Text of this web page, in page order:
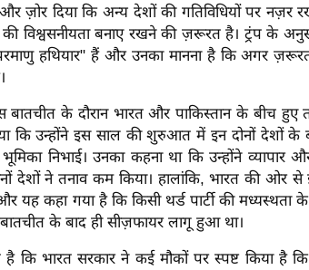
ज़ोर दिया कि अन्य देशों की गतिविधियों पर
की विश्वसनीयता बनाए रखने की ज़रूरत है। ट्रंप के
हथियार" हैं और उनका मानना है कि अगर
बातचीत के दौरान भारत और पाकिस्तान के बीच हुए
कि उन्होंने इस साल की शुरुआत में इन दोनों देशों के
निभाई। उनका कहना था कि उन्होंने व्यापार
देशों ने तनाव कम किया। हालांकि, भारत की ओर
यह कहा गया है कि किसी थर्ड पार्टी की मध्यस्थता
के बाद ही सीज़फायर लागू हुआ था।
कि भारत सरकार ने कई मौकों पर स्पष्ट किया है कि